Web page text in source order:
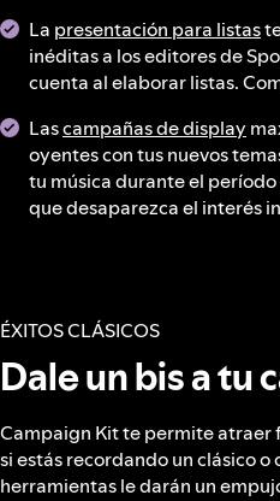
La presentación para listas
inéditas a los editores de
cuenta al elaborar listas.
Lascampañas de display
oyentes con tus nuevos
tu música durante el
que desaparezca el interés
ÉXITOS CLÁSICOS
Dale un bis a tu
Campaign Kit te permite atraer
si estás recordando un clásico
herramientas le darán un